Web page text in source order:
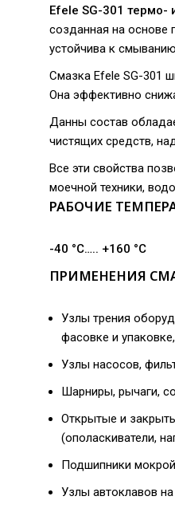
Efele SG-301 термо-
созданная на основе
устойчива к
Смазка Efele SG-301
Она эффективно
Данны состав
чистящих средств,
Все эти свойства
моечной техники,
РАБОЧИЕ
-40 °C….. +160 °C
ПРИМЕНЕНИЯ
Узлы трения
фасовке и
Узлы насосов,
Шарниры, рычаги,
Открытые и
(ополаскиватели,
Подшипники
Узлы автоклавов